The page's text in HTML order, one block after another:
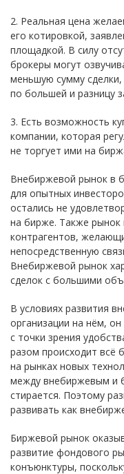
2. Реальная цена
его котировкой,
площадкой. В силу
брокеры могут
меньшую сумму
по большей и разницу
3. Есть возможность
компании, которая
не торгует ими на
Внебиржевой рынок в
для опытных
остались не
на бирже. Также рынок
контрагентов,
непосредственную
Внебиржевой рынок
сделок с большими
В условиях развития
организации на нём,
с точки зрения
разом происходит всё
на рынках новых
между внебиржевым и
стирается. Поэтому
развивать как
Биржевой рынок
развитие фондового
конъюнктуры,